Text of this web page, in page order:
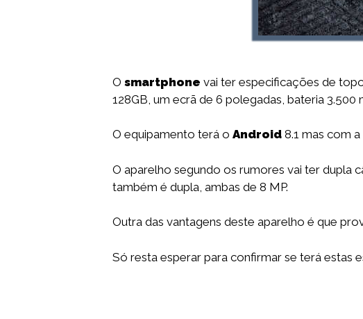
O smartphone vai ter especificações de
128GB, um ecrã de 6 polegadas, bateria
O equipamento terá o Android 8.1 mas com
O aparelho segundo os rumores vai ter dupla
também é dupla, ambas de 8 MP.
Outra das vantagens deste aparelho é que
Só resta esperar para confirmar se terá estas